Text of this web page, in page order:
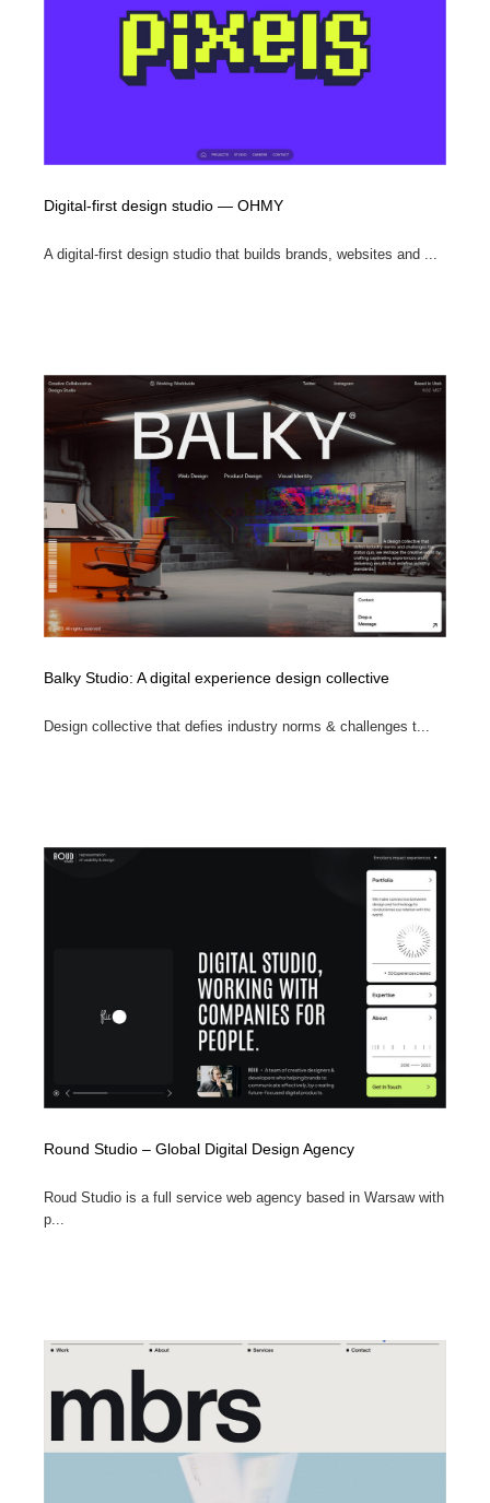
Digital-first design studio — OHMY
A digital-first design studio that builds brands, websites and ...
Balky Studio: A digital experience design collective
Design collective that defies industry norms & challenges t...
Round Studio – Global Digital Design Agency
Roud Studio is a full service web agency based in Warsaw with
p...